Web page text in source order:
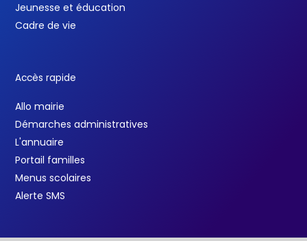
Jeunesse et éducation
Cadre de vie
Accès rapide
Allo mairie
Démarches administratives
L'annuaire
Portail familles
Menus scolaires
Alerte SMS